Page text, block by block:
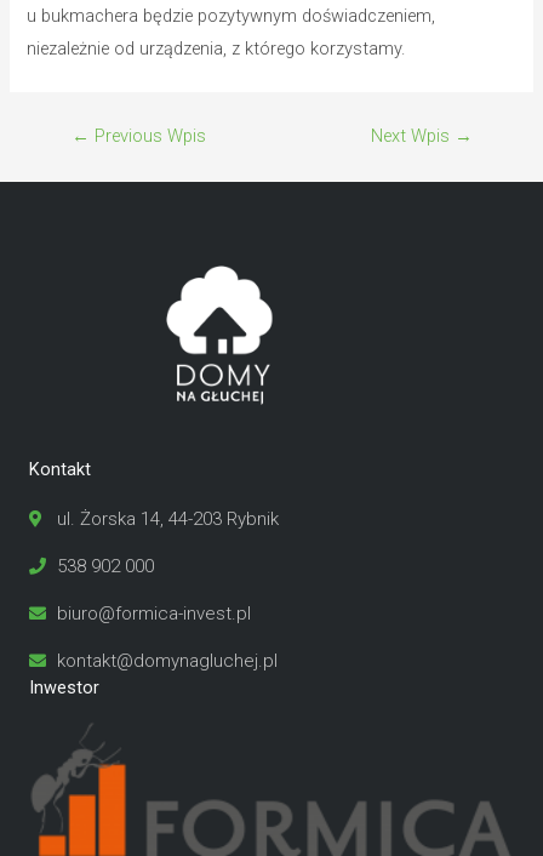
u bukmachera będzie pozytywnym doświadczeniem,
niezależnie od urządzenia, z którego korzystamy.
← Previous Wpis Next Wpis →
Kontakt
ul. Żorska 14, 44-203 Rybnik
538 902 000
biuro@formica-invest.pl
kontakt@domynagluchej.pl
Inwestor